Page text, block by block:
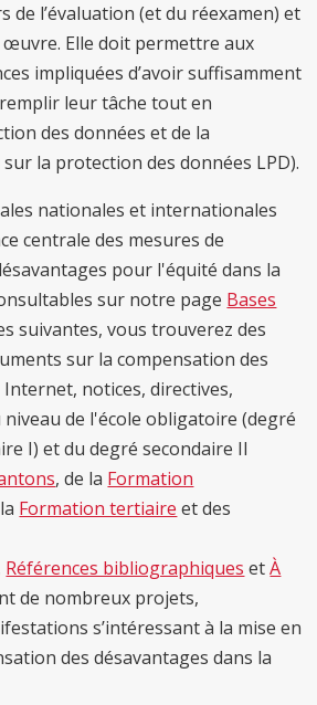
de l’évaluation (et du réexamen) et
Elle doit permettre aux
impliquées d’avoir suffisamment
leur tâche tout en
des données et de la
la protection des données LPD).
nationales et internationales
centrale des mesures de
pour l'équité dans la
sur notre page Bases
suivantes, vous trouverez des
sur la compensation des
notices, directives,
de l'école obligatoire (degré
I) et du degré secondaire II
, de la Formation
la Formation tertiaire et des
Références bibliographiques et À
de nombreux projets,
s’intéressant à la mise en
des désavantages dans la